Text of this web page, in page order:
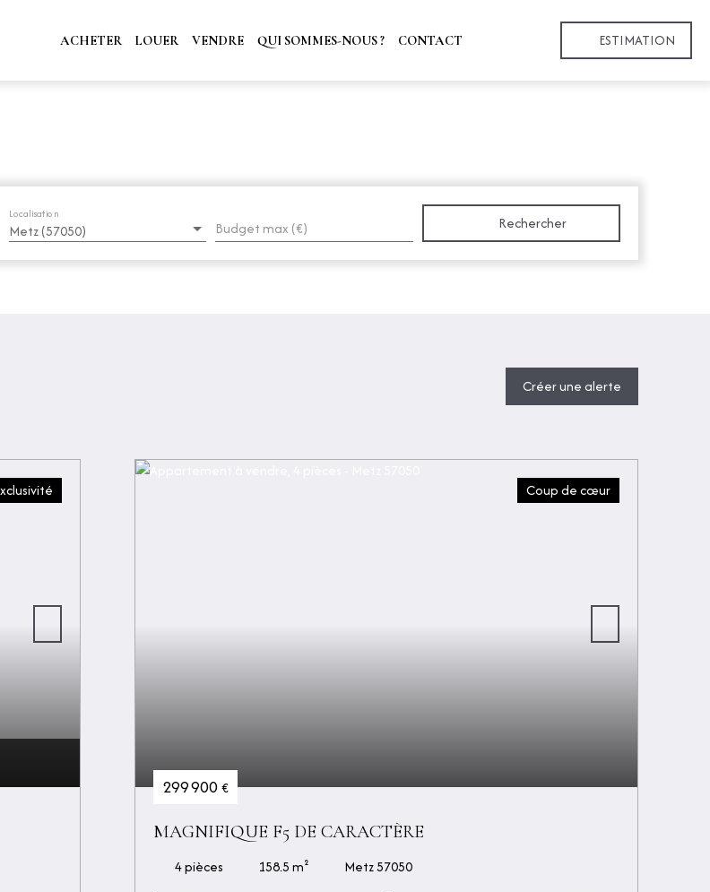
ACHETER LOUER VENDRE QUI SOMMES-NOUS ? CONTACT ESTIMATION
Metz (57050)
Localisation
Budget max (€) Rechercher
Créer une alerte
Coup de cœur
299 900€
MAGNIFIQUE F5 DE CARACTÈRE
4pièces 158.5m²
Metz 57050